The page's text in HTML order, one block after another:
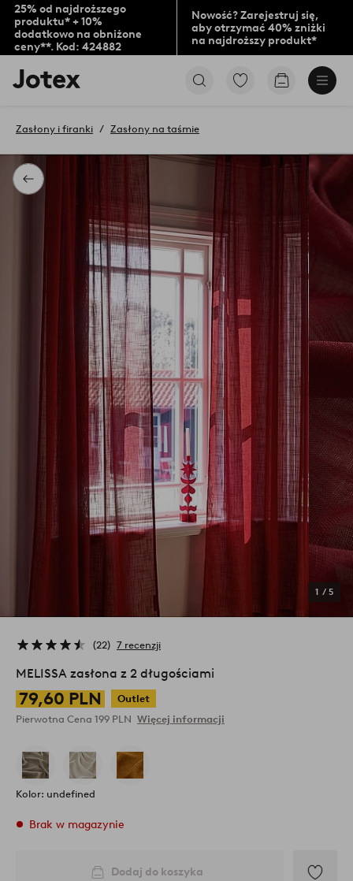
25% od najdroższego
produktu* + 10%
dodatkowo na obniżone
ceny**. Kod: 424882
Nowość? Zarejestruj się,
aby otrzymać 40% zniżki
na najdroższy produkt*
Logo
Jotex
na
stronę
PrzejdźPrzejdź
Powrót
Zasłony i firanki Zasłony na taśmie
1 / 5
22 7 recenzji
MELISSA zasłona z 2 długościami
79,60 PLN
Outlet
Pierwotna Cena 199 PLN Więcej informacji
Kolor: undefined
Brak w magazynie
Dodaj do koszyka